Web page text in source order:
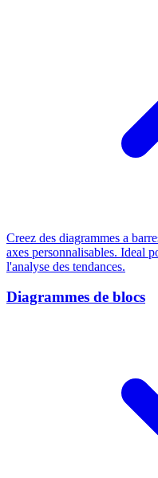
Creez des diagrammes a
axes personnalisables. Ideal
l'analyse des tendances.
Diagrammes de blocs